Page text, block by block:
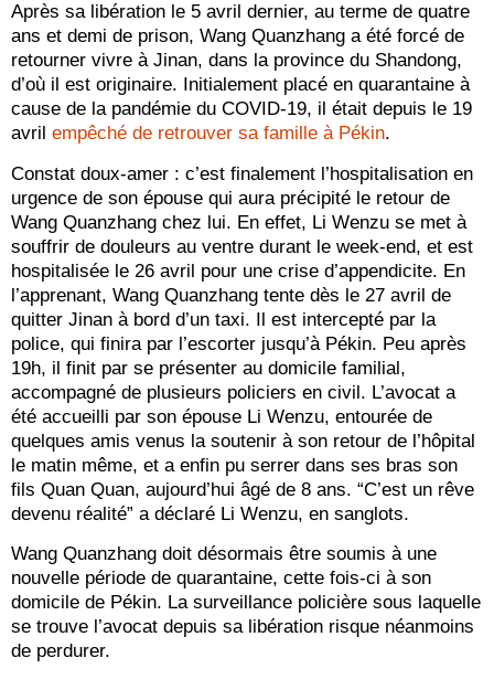
Après sa libération le 5 avril dernier, au terme de quatre
ans et demi de prison, Wang Quanzhang a été forcé de
retourner vivre à Jinan, dans la province du Shandong,
d’où il est originaire. Initialement placé en quarantaine à
cause de la pandémie du COVID-19, il était depuis le 19
avril empêché de retrouver sa famille à Pékin.
Constat doux-amer : c’est finalement l’hospitalisation en
urgence de son épouse qui aura précipité le retour de
Wang Quanzhang chez lui. En effet, Li Wenzu se met à
souffrir de douleurs au ventre durant le week-end, et est
hospitalisée le 26 avril pour une crise d’appendicite. En
l’apprenant, Wang Quanzhang tente dès le 27 avril de
quitter Jinan à bord d’un taxi. Il est intercepté par la
police, qui finira par l’escorter jusqu’à Pékin. Peu après
19h, il finit par se présenter au domicile familial,
accompagné de plusieurs policiers en civil. L’avocat a
été accueilli par son épouse Li Wenzu, entourée de
quelques amis venus la soutenir à son retour de l’hôpital
le matin même, et a enfin pu serrer dans ses bras son
fils Quan Quan, aujourd’hui âgé de 8 ans. “C’est un rêve
devenu réalité” a déclaré Li Wenzu, en sanglots.
Wang Quanzhang doit désormais être soumis à une
nouvelle période de quarantaine, cette fois-ci à son
domicile de Pékin. La surveillance policière sous laquelle
se trouve l’avocat depuis sa libération risque néanmoins
de perdurer.